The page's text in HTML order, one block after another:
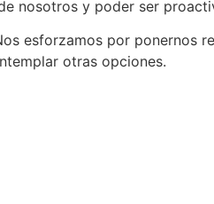
nosotros y poder ser
esforzamos por ponernos
otras opciones.